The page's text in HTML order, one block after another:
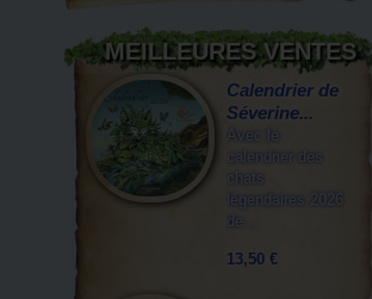
MEILLEURES VENTES
Calendrier de
Séverine...
Avec le
calendrier des
chats
légendaires 2026
de...
13,50 €